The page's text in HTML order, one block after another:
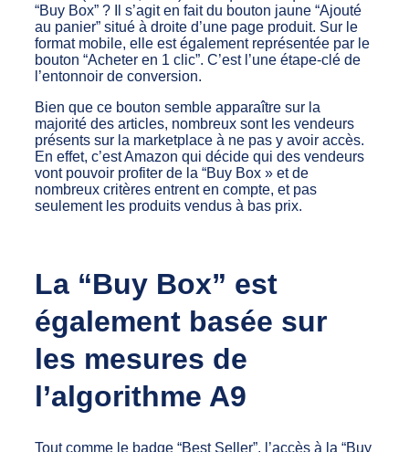
“Buy Box” ? Il s’agit en fait du bouton jaune “Ajouté
au panier” situé à droite d’une page produit. Sur le
format mobile, elle est également représentée par le
bouton “Acheter en 1 clic”. C’est l’une étape-clé de
l’entonnoir de conversion.
Bien que ce bouton semble apparaître sur la
majorité des articles, nombreux sont les vendeurs
présents sur la marketplace à ne pas y avoir accès.
En effet, c’est Amazon qui décide qui des vendeurs
vont pouvoir profiter de la “Buy Box » et de
nombreux critères entrent en compte, et pas
seulement les produits vendus à bas prix.
La “Buy Box” est
également basée sur
les mesures de
l’algorithme A9
Tout comme le badge “Best Seller”, l’accès à la “Buy